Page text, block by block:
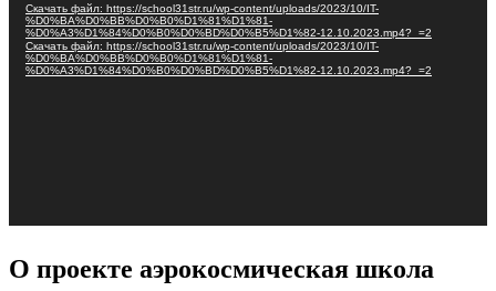
Скачать файл: https://school31str.ru/wp-content/uploads/2023/10/IT-
%D0%BA%D0%BB%D0%B0%D1%81%D1%81-
%D0%A3%D1%84%D0%B0%D0%BD%D0%B5%D1%82-12.10.2023.mp4?_=2
Скачать файл: https://school31str.ru/wp-content/uploads/2023/10/IT-
%D0%BA%D0%BB%D0%B0%D1%81%D1%81-
%D0%A3%D1%84%D0%B0%D0%BD%D0%B5%D1%82-12.10.2023.mp4?_=2
О проекте аэрокосмическая школа